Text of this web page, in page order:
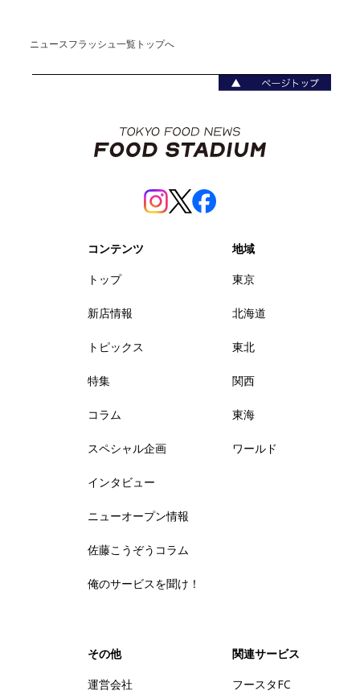
ニュースフラッシュ一覧トップへ
コンテンツ
トップ
新店情報
トピックス
特集
コラム
スペシャル企画
インタビュー
ニューオープン情報
佐藤こうぞうコラム
俺のサービスを聞け！
地域
東京
北海道
東北
関西
東海
ワールド
その他
運営会社
関連サービス
フースタFC